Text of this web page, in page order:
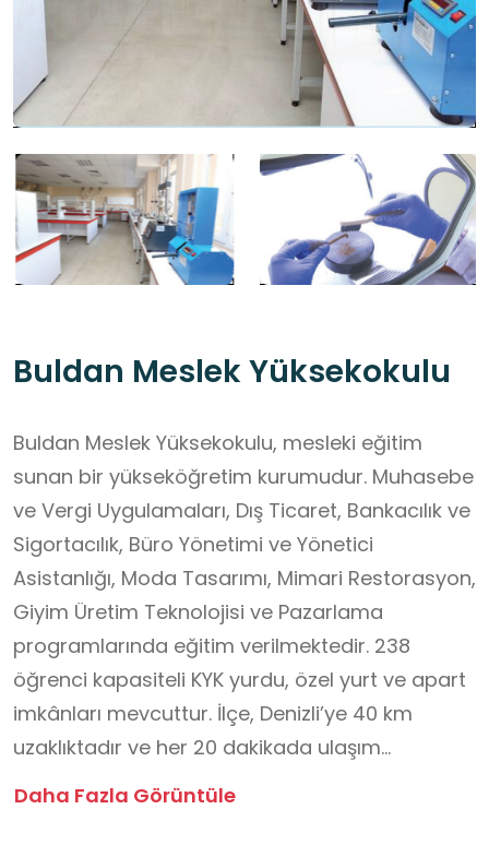
Buldan Meslek Yüksekokulu
Buldan Meslek Yüksekokulu, mesleki eğitim
sunan bir yükseköğretim kurumudur. Muhasebe
ve Vergi Uygulamaları, Dış Ticaret, Bankacılık ve
Sigortacılık, Büro Yönetimi ve Yönetici
Asistanlığı, Moda Tasarımı, Mimari Restorasyon,
Giyim Üretim Teknolojisi ve Pazarlama
programlarında eğitim verilmektedir. 238
öğrenci kapasiteli KYK yurdu, özel yurt ve apart
imkânları mevcuttur. İlçe, Denizli’ye 40 km
uzaklıktadır ve her 20 dakikada ulaşım
sağlanmaktadır. Yüksekokulda 22 öğretim
Daha Fazla Görüntüle